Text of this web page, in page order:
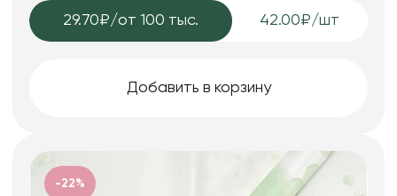
29.70₽/от 100 тыс. 42.00₽/шт
Добавить в корзину
-22%